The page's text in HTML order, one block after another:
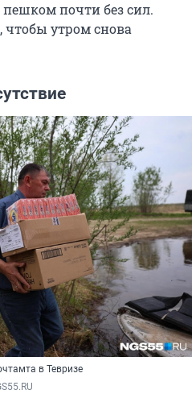
почти без сил.
чтобы утром снова
в Тевризе